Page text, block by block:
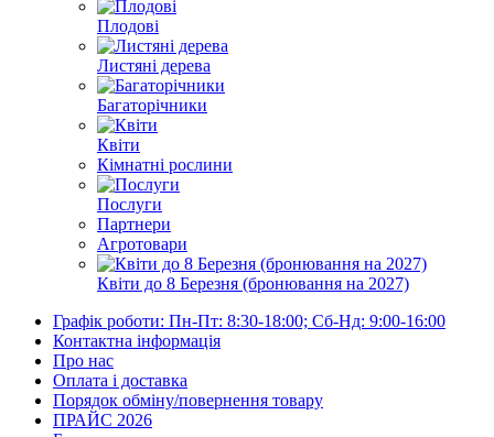
Плодові
Листяні дерева
Багаторічники
Квіти
Кімнатні рослини
Послуги
Партнери
Агротовари
Квіти до 8 Березня (бронювання на 2027)
Графік роботи: Пн-Пт: 8:30-18:00; Сб-Нд: 9:00-16:00
Контактна інформація
Про нас
Оплата і доставка
Порядок обміну/повернення товару
ПРАЙС 2026